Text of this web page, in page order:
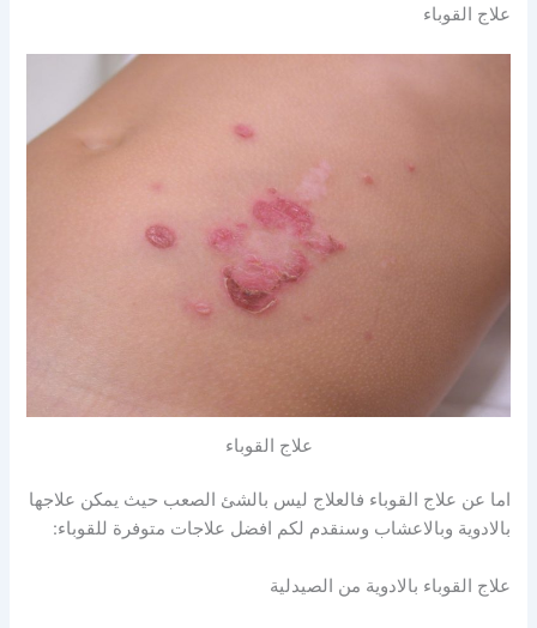
علاج القوباء
علاج القوباء
اما عن علاج القوباء فالعلاج ليس بالشئ الصعب حيث يمكن علاجها
بالادوية وبالاعشاب وسنقدم لكم افضل علاجات متوفرة للقوباء:
علاج القوباء بالادوية من الصيدلية